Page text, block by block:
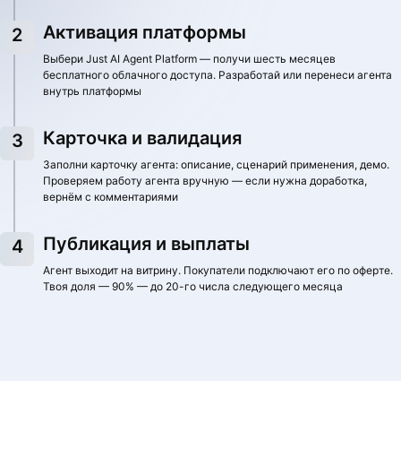
Активация платформы
Выбери Just AI Agent Platform — получи шесть месяцев
бесплатного облачного доступа. Разработай или перенеси агента
внутрь платформы
Карточка и валидация
Заполни карточку агента: описание, сценарий применения, демо.
Проверяем работу агента вручную — если нужна доработка,
вернём с комментариями
Публикация и выплаты
Агент выходит на витрину. Покупатели подключают его по оферте.
Твоя доля — 90% — до 20-го числа следующего месяца
Карточка и валидация
Заполни карточку агента: описание, сценарий применения,
программный интерфейс (API) или ссылка на агента, демо.
Проверяем вручную — если нужна доработка, вернём с
Публикация и выплаты
Агент выходит на витрину. Покупатели подключают его по оферте.
Твоя доля — 70% — до 20-го числа следующего месяца